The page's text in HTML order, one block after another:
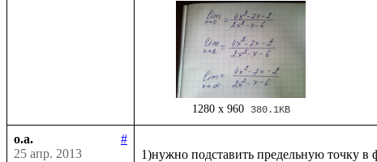
1280 x 960 380.1KB
o.a.
#
25 апр. 2013
1)нужно подставить предельную точку в